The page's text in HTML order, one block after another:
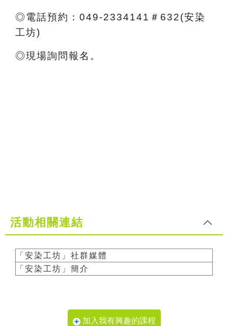
◎電話預約：049-2334141＃632(安染
工坊)
◎現場詢問報名。
活動相關連結
「安染工坊」社群媒體
「安染工坊」簡介
加入我有興趣的課程